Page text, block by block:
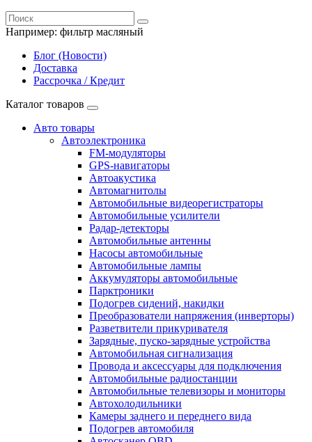
Например: фильтр масляный
Блог (Новости)
Доставка
Рассрочка / Кредит
Каталог товаров
Авто товары
Автоэлектроника
FM-модуляторы
GPS-навигаторы
Автоакустика
Автомагнитолы
Автомобильные видеорегистраторы
Автомобильные усилители
Радар-детекторы
Автомобильные антенны
Насосы автомобильные
Автомобильные лампы
Аккумуляторы автомобильные
Парктроники
Подогрев сидений, накидки
Преобразователи напряжения (инверторы)
Разветвители прикуривателя
Зарядные, пуско-зарядные устройства
Автомобильная сигнализация
Провода и аксессуары для подключения
Автомобильные радиостанции
Автомобильные телевизоры и мониторы
Автохолодильники
Камеры заднего и переднего вида
Подогрев автомобиля